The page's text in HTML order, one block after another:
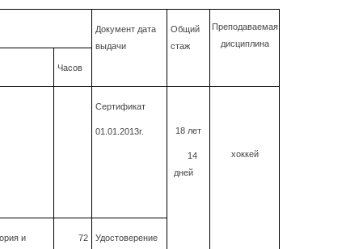
Документ дата
выдачи
Общий
стаж
Преподаваемая
дисциплина
Часов
Сертификат
01.01.2013г. 18 лет
14
дней
хоккей
и
72 Удостоверение